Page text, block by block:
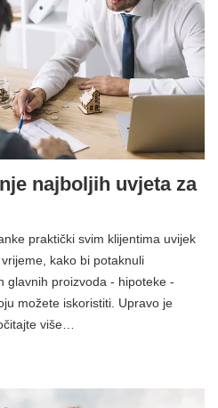
najboljih uvjeta za
praktički svim klijentima uvijek
kako bi potaknuli
glavnih proizvoda - hipoteke -
možete iskoristiti. Upravo je
više…